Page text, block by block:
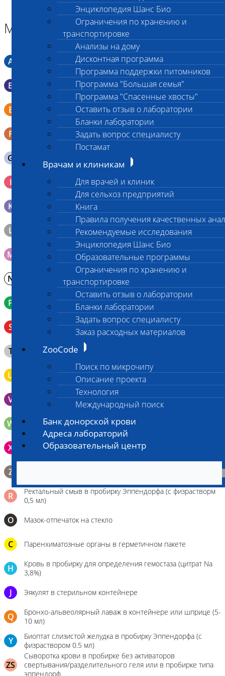
Энциклопедия Шанс Био
Ограничения по хранению и
транспортировке
Анализы на дому
Дисконтная программа
Программа поддержки питомников
Программа "Большая семья"
Программа "Спасенные хвосты"
Оставить отзыв о лаборатории
Бланки лаборатории
Задать вопрос специалисту
Постамат
Врачам и клиникам
Для врачей и клиник
Для сельхоз предприятий
Книга
Правила получения качественных
Рекомендуемые исследования
Энциклопедия Шанс Био
Образовательные программы
Ограничения по хранению и
транспортировке
Оставить отзыв о лаборатории
Бланки лаборатории
Задать вопрос специалисту
Заказ расходных материалов
ZooCode
Поиск по микрочипу
Описание проекта
Технология
Международный поиск
Банк донорской крови
Адреса лабораторий
Образовательный центр
Материал
A Мазок в пробирку со средой Кери-Блера
B Мазок в пробирку со средой Эймса (Стюарта)
E
Смывы со слизистых в пробирку Эппендорфа (с
физраствором 0.5 мл)
F Кал в контейнере с ложечкой
G
I
Кровь 2-3 мл. на фильтр-бумаге, высушенная для
генетических исследований
K Образец тканей в контейнере с 10% раствором формалина
L Материал берется только в лаборатории!
M Мазок на стекло
N Молоко в контейнере 10-30 мл
P Кровь в пробирку с К3ЭДТА (К2ЭДТА)
S
Венозная кровь в пробирке с активатором свертывания
без разделительного геля
T
Клещ (не более 2 шт.), плотно закрытая сухая пробирка
типа Эппендорф
U Моча во флаконе 5 - 10 мл
V Выпоты и биологические жидкости в контейнере
W Волос (шерсть) в пробирке Эппендорфа
X
Зонд щеточка с буккальным эпителием с внутренней
поверхности щеки (эпителием слизистой оболочки щеки)
Z
R
Ректальный смыв в пробирку Эппендорфа (с физрастворм
0,5 мл)
О Мазок-отпечаток на стекло
C Паренхиматозные органы в герметичном пакете
H
Кровь в пробирку для определения гемостаза (цитрат Na
3,8%)
J Эякулят в стерильном контейнере
Q
Бронхо-альвеолярный лаваж в контейнере или шприце (5-
10 мл)
Y
Биоптат слизистой желудка в пробирку Эппендорфа (с
физраствором 0.5 мл)
ZS
Сыворотка крови в пробирке без активаторов
свертывания/разделительного геля или в пробирке типа
эппендорф